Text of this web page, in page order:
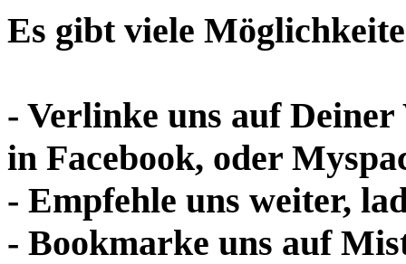
Es gibt viele
- Verlinke uns auf Deiner
in Facebook, oder
- Empfehle uns weiter,
- Bookmarke uns auf